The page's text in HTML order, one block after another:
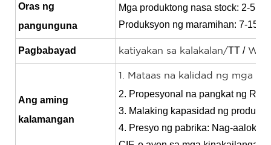
Oras ng
pangunguna
Mga produktong nasa stock: 2-5
Produksyon ng maramihan: 7-15
Pagbabayad katiyakan sa kalakalan/TT /
Ang aming
kalamangan
1. Mataas na kalidad ng mga
2. Propesyonal na pangkat ng
3. Malaking kapasidad ng
4. Presyo ng pabrika: Nag-aalok